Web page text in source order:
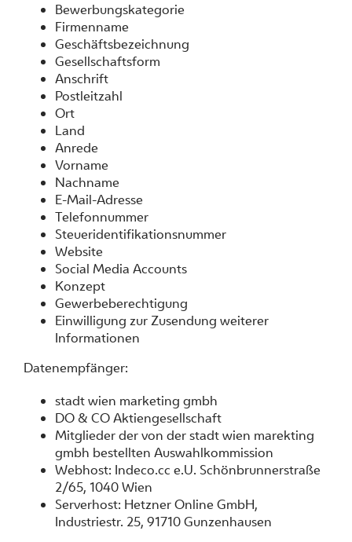
Bewerbungskategorie
Firmenname
Geschäftsbezeichnung
Gesellschaftsform
Anschrift
Postleitzahl
Ort
Land
Anrede
Vorname
Nachname
E-Mail-Adresse
Telefonnummer
Steueridentifikationsnummer
Website
Social Media Accounts
Konzept
Gewerbeberechtigung
Einwilligung zur Zusendung weiterer
Informationen
Datenempfänger:
stadt wien marketing gmbh
DO & CO Aktiengesellschaft
Mitglieder der von der stadt wien marekting
gmbh bestellten Auswahlkommission
Webhost: Indeco.cc e.U. Schönbrunnerstraße
2/65, 1040 Wien
Serverhost: Hetzner Online GmbH,
Industriestr. 25, 91710 Gunzenhausen